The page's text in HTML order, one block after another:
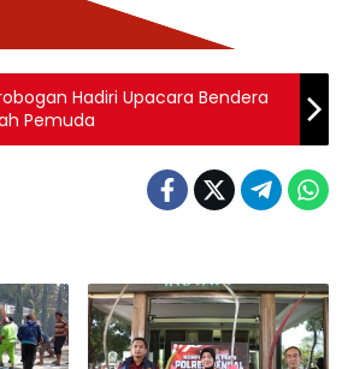
Hadiri Upacara Bendera
Pemuda